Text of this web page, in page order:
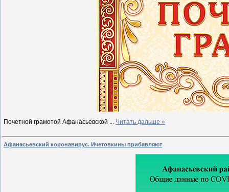
Почетной грамотой Афанасьевской ... Читать дальше »
Афанасьевский коронавирус. Ичетовкины прибавляют